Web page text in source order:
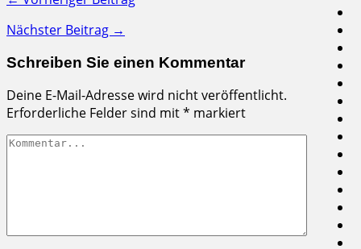
Nächster Beitrag →
Schreiben Sie einen Kommentar
Deine E-Mail-Adresse wird nicht veröffentlicht.
Erforderliche Felder sind mit* markiert